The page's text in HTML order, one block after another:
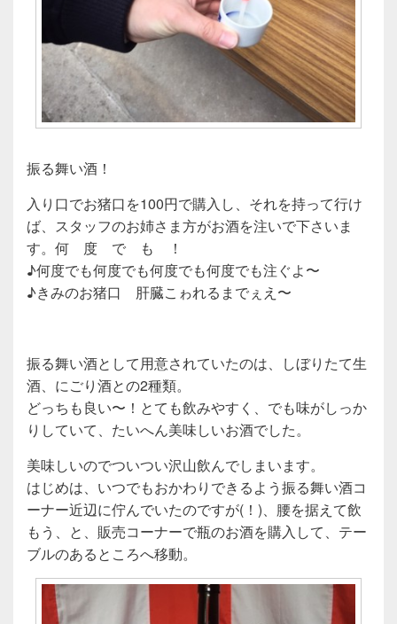
振る舞い酒！
入り口でお猪口を100円で購入し、それを持って行け
ば、スタッフのお姉さま方がお酒を注いで下さいま
す。何 度 で も ！
♪何度でも何度でも何度でも何度でも注ぐよ〜
♪きみのお猪口 肝臓こゎれるまでぇえ〜
振る舞い酒として用意されていたのは、しぼりたて生
酒、にごり酒との2種類。
どっちも良い〜！とても飲みやすく、でも味がしっか
りしていて、たいへん美味しいお酒でした。
美味しいのでついつい沢山飲んでしまいます。
はじめは、いつでもおかわりできるよう振る舞い酒コ
ーナー近辺に佇んでいたのですが(！)、腰を据えて飲
もう、と、販売コーナーで瓶のお酒を購入して、テー
ブルのあるところへ移動。